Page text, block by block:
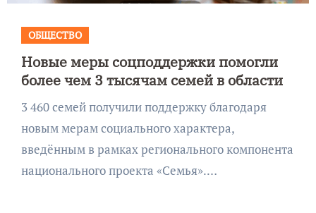
ОБЩЕСТВО
Новые меры соцподдержки помогли
более чем 3 тысячам семей в области
3 460 семей получили поддержку благодаря
новым мерам социального характера,
введённым в рамках регионального компонента
национального проекта «Семья».…